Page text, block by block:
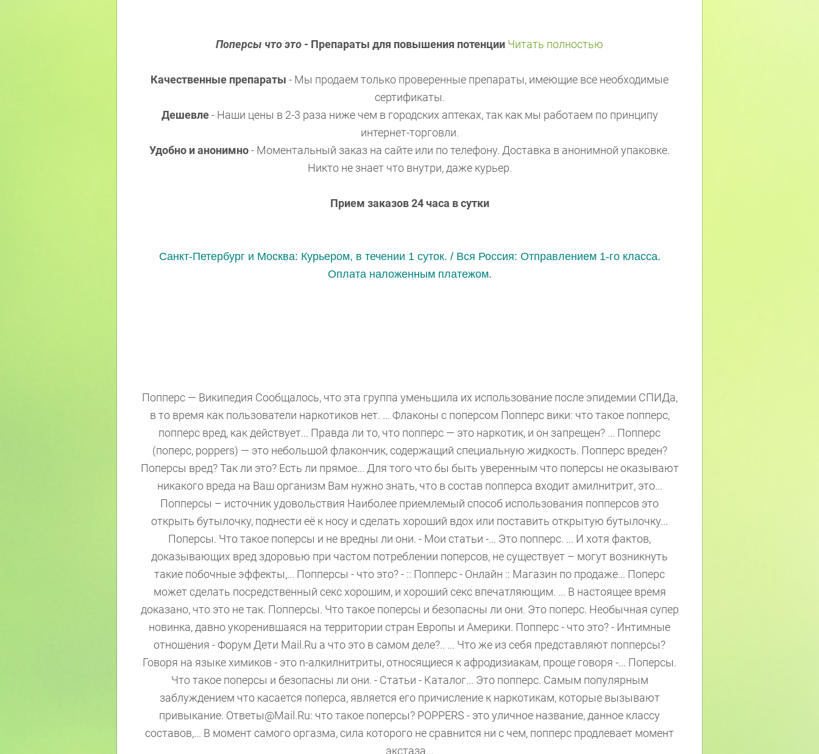
Поперсы что это - Препараты для повышения потенции Читать полностью
Качественные препараты - Мы продаем только проверенные препараты, имеющие все необходимые
сертификаты.
Дешевле- Наши цены в 2-3 раза ниже чем в городских аптеках, так как мы работаем по принципу
интернет-торговли.
Удобно и анонимно - Моментальный заказ на сайте или по телефону. Доставка в анонимной упаковке.
Никто не знает что внутри, даже курьер.
Прием заказов 24 часа в сутки
Санкт-Петербург и Москва: Курьером, в течении 1 суток. / Вся Россия: Отправлением 1-го класса.
Оплата наложенным платежом.
Попперс — Википедия Сообщалось, что эта группа уменьшила их использование после эпидемии СПИДа,
в то время как пользователи наркотиков нет. ... Флаконы с поперсом Попперс вики: что такое попперс,
попперс вред, как действует... Правда ли то, что попперс — это наркотик, и он запрещен? ... Попперс
(поперс, poppers) — это небольшой флакончик, содержащий специальную жидкость. Попперс вреден?
Поперсы вред? Так ли это? Есть ли прямое... Для того что бы быть уверенным что поперсы не оказывают
никакого вреда на Ваш организм Вам нужно знать, что в состав попперса входит амилнитрит, это...
Попперсы – источник удовольствия Наиболее приемлемый способ использования попперсов это
открыть бутылочку, поднести её к носу и сделать хороший вдох или поставить открытую бутылочку...
Поперсы. Что такое поперсы и не вредны ли они. - Мои статьи -... Это попперс. ... И хотя фактов,
доказывающих вред здоровью при частом потреблении поперсов, не существует – могут возникнуть
такие побочные эффекты,... Попперсы - что это? - :: Попперс - Онлайн :: Магазин по продаже... Поперс
может сделать посредственный секс хорошим, и хороший секс впечатляющим. ... В настоящее время
доказано, что это не так. Попперсы. Что такое поперсы и безопасны ли они. Это поперс. Необычная супер
новинка, давно укоренившаяся на территории стран Европы и Америки. Попперс - что это? - Интимные
отношения - Форум Дети Mail.Ru а что это в самом деле?.. ... Что же из себя представляют попперсы?
Говоря на языке химиков - это n-алкилнитриты, относящиеся к афродизиакам, проще говоря -... Поперсы.
Что такое поперсы и безопасны ли они. - Статьи - Каталог... Это попперс. Самым популярным
заблуждением что касается поперса, является его причисление к наркотикам, которые вызывают
привыкание. Ответы@Mail.Ru: что такое поперсы? POPPERS - это уличное название, данное классу
составов,... В момент самого оргазма, сила которого не сравнится ни с чем, попперс продлевает момент
экстаза...